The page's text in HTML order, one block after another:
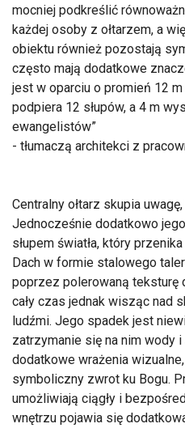
mocniej podkreślić
każdej osoby z ołtarzem, a
obiektu również pozostają
często mają dodatkowe
jest w oparciu o promień 12
podpiera 12 słupów, a 4 m
ewangelistów
- tłumaczą architekci z
Centralny ołtarz skupia
Jednocześnie dodatkowo
słupem światła, który
Dach w formie stalowego
poprzez polerowaną teksturę
cały czas jednak wisząc nad
ludźmi. Jego spadek jest
zatrzymanie się na nim wody
dodatkowe wrażenia
symboliczny zwrot ku Bogu.
umożliwiają ciągły i
wnętrzu pojawia się